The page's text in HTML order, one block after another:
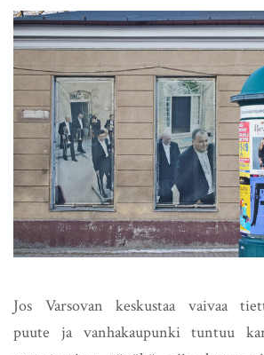
Jos Varsovan keskustaa vaivaa
puute ja vanhakaupunki tuntuu